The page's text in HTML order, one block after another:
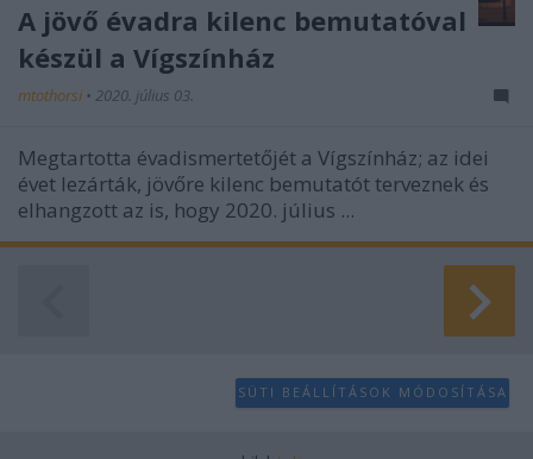
A jövő évadra kilenc bemutatóval
készül a Vígszínház
mtothorsi • 2020. július 03.
Megtartotta évadismertetőjét a Vígszínház; az idei
évet lezárták, jövőre kilenc bemutatót terveznek és
elhangzott az is, hogy 2020. július ...
SÜTI BEÁLLÍTÁSOK MÓDOSÍTÁSA